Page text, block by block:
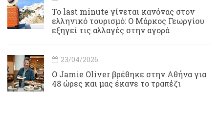
Το last minute γίνεται κανόνας στον
ελληνικό τουρισμό: Ο Μάρκος Γεωργίου
εξηγεί τις αλλαγές στην αγορά
23/04/2026
Ο Jamie Oliver βρέθηκε στην Αθήνα για
48 ώρες και μας έκανε το τραπέζι